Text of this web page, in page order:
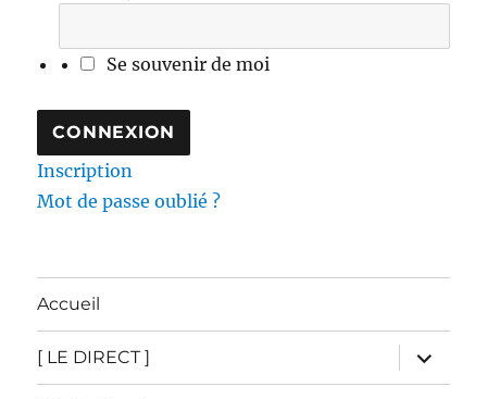
Se souvenir de moi
Inscription
Mot de passe oublié ?
Accueil
[ LE DIRECT ]
ouvrir
le
sous-